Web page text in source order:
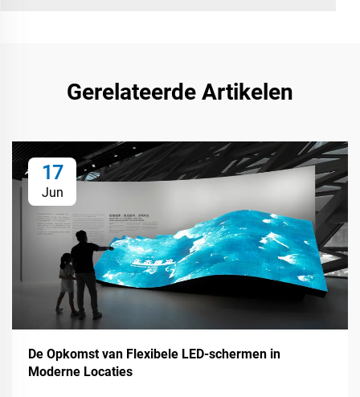
Gerelateerde Artikelen
17
Jun
De Opkomst van Flexibele LED-schermen in
Moderne Locaties